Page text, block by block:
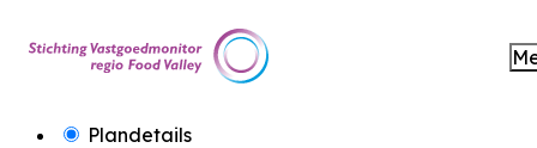
Plandetails